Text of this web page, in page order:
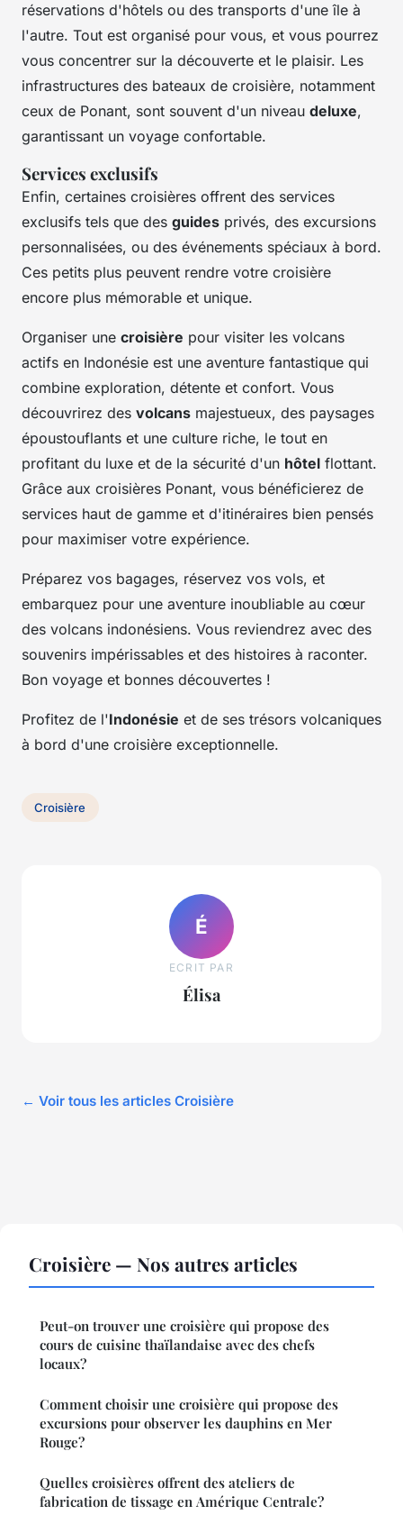
réservations d'hôtels ou des transports d'une île à
l'autre. Tout est organisé pour vous, et vous pourrez
vous concentrer sur la découverte et le plaisir. Les
infrastructures des bateaux de croisière, notamment
ceux de Ponant, sont souvent d'un niveau deluxe,
garantissant un voyage confortable.
Services exclusifs
Enfin, certaines croisières offrent des services
exclusifs tels que des guides privés, des excursions
personnalisées, ou des événements spéciaux à bord.
Ces petits plus peuvent rendre votre croisière
encore plus mémorable et unique.
Organiser une croisière pour visiter les volcans
actifs en Indonésie est une aventure fantastique qui
combine exploration, détente et confort. Vous
découvrirez des volcans majestueux, des paysages
époustouflants et une culture riche, le tout en
profitant du luxe et de la sécurité d'un hôtel flottant.
Grâce aux croisières Ponant, vous bénéficierez de
services haut de gamme et d'itinéraires bien pensés
pour maximiser votre expérience.
Préparez vos bagages, réservez vos vols, et
embarquez pour une aventure inoubliable au cœur
des volcans indonésiens. Vous reviendrez avec des
souvenirs impérissables et des histoires à raconter.
Bon voyage et bonnes découvertes !
Profitez de l'Indonésie et de ses trésors volcaniques
à bord d'une croisière exceptionnelle.
Croisière
É
ECRIT PAR
Élisa
← Voir tous les articles Croisière
Croisière — Nos autres articles
Peut-on trouver une croisière qui propose des
cours de cuisine thaïlandaise avec des chefs
locaux?
Comment choisir une croisière qui propose des
excursions pour observer les dauphins en Mer
Rouge?
Quelles croisières offrent des ateliers de
fabrication de tissage en Amérique Centrale?